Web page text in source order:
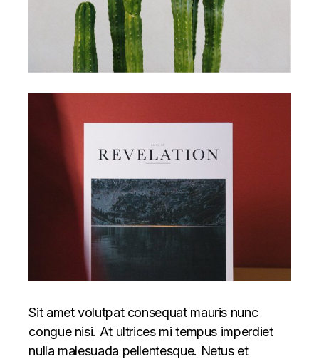
Sit amet volutpat consequat mauris nunc
congue nisi. At ultrices mi tempus imperdiet
nulla malesuada pellentesque. Netus et